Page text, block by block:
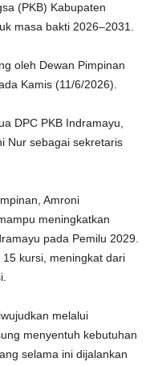
(PKB) Kabupaten
masa bakti 2026–2031.
oleh Dewan Pimpinan
Kamis (11/6/2026).
DPC PKB Indramayu,
Nur sebagai sekretaris
Amroni
meningkatkan
pada Pemilu 2029.
kursi, meningkat dari
melalui
menyentuh kebutuhan
selama ini dijalankan